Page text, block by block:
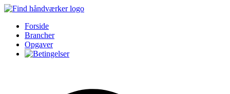
Forside
Brancher
Opgaver